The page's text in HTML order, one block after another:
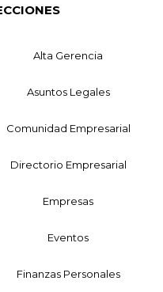
Alta Gerencia
Asuntos Legales
Comunidad Empresarial
Directorio Empresarial
Empresas
Eventos
Finanzas Personales